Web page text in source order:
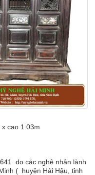
cao 1.03m
do các nghệ nhân lành
( huyện Hải Hậu, tỉnh